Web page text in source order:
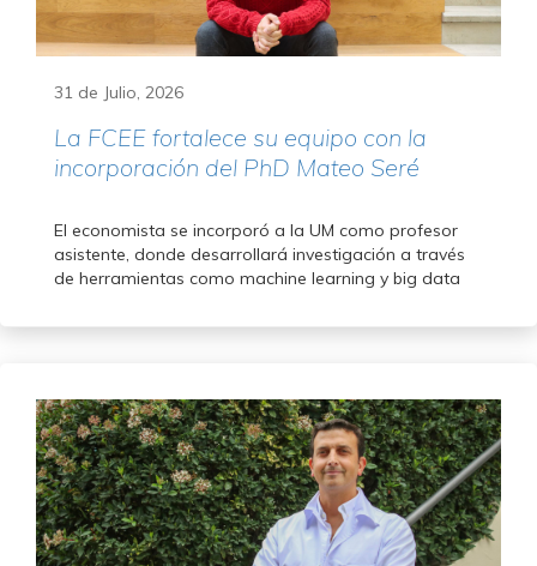
31 de Julio, 2026
La FCEE fortalece su equipo con la
incorporación del PhD Mateo Seré
El economista se incorporó a la UM como profesor
asistente, donde desarrollará investigación a través
de herramientas como machine learning y big data